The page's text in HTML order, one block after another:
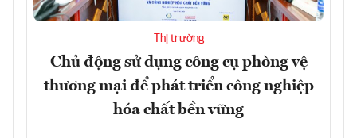
Thị trường
Chủ động sử dụng công cụ phòng vệ
thương mại để phát triển công nghiệp
hóa chất bền vững